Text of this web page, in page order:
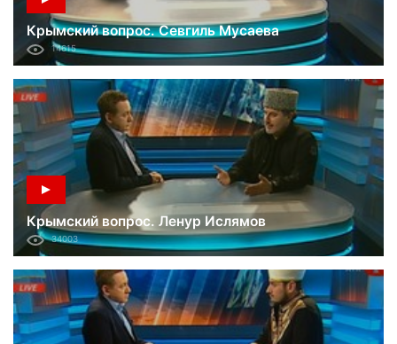
Крымский вопрос. Севгиль Мусаева
14615
Крымский вопрос. Ленур Ислямов
34003